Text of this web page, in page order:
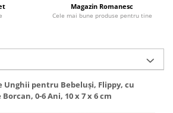
si Masini de
2T
Magazin Romanesc
Cele mai bune produse pentru tine
Unghii pentru Bebeluși, Flippy, cu
0-6 Ani, 10 x 7 x 6 cm